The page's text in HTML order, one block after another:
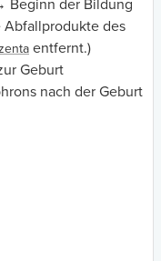
Beginn der Bildung
Abfallprodukte des
entfernt.)
Geburt
nach der Geburt